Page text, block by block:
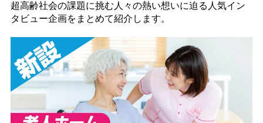
超高齢社会の課題に挑む人々の熱い想いに迫る人気イン
タビュー企画をまとめて紹介します。